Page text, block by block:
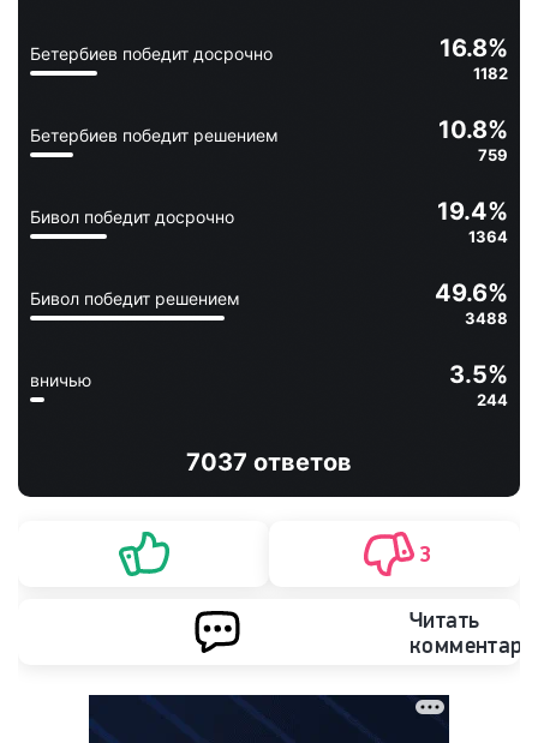
Бетербиев победит досрочно 16.8%
1182
Бетербиев победит решением 10.8%
759
Бивол победит досрочно 19.4%
1364
Бивол победит решением 49.6%
3488
вничью 3.5%
244
7037 ответов
3
Читать